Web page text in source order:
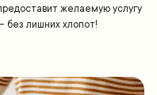
желаемую услугу
без лишних хлопот!